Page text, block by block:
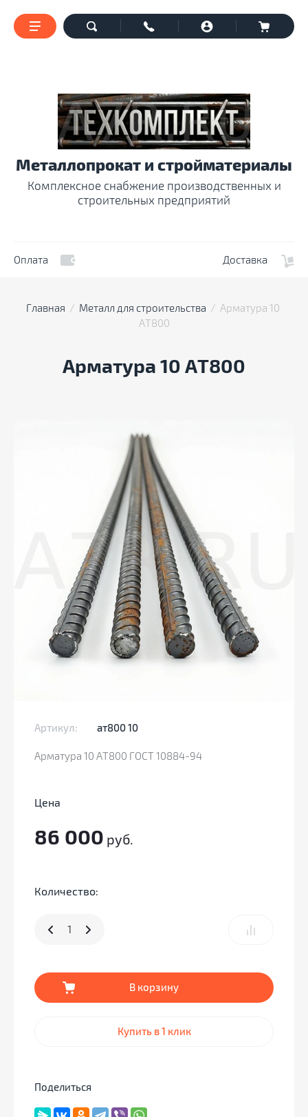
Оплата Доставка
Металлопрокат и стройматериалы
Комплексное снабжение производственных и
строительных предприятий
Главная
  /
Металл для строительства
  /  Арматура 10
АТ800
Арматура 10 АТ800
Артикул: ат800 10
Арматура 10 АТ800 ГОСТ 10884-94
Цена
86 000 руб.
Количество:
В корзину
Купить в 1 клик
Поделиться